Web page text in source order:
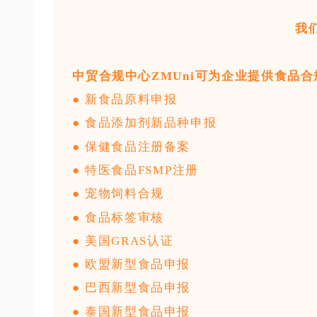
我
中贸合规中心ZMUni可为企业提供食品合
● 新食品原料申报
● 食品添加剂新品种申报
● 保健食品注册备案
● 特医食品FSMP注册
● 宠物饲料合规
● 食品标签审核
● 美国GRAS认证
● 欧盟新型食品申报
● 巴西新型食品申报
● 泰国新型食品申报